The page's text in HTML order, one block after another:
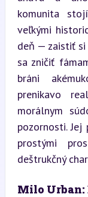
komunita
veľkými
deň — zaistiť
sa zničiť
bráni
prenikavo
morálnym
pozornosti.
prostými
deštrukčný
Milo Urban: